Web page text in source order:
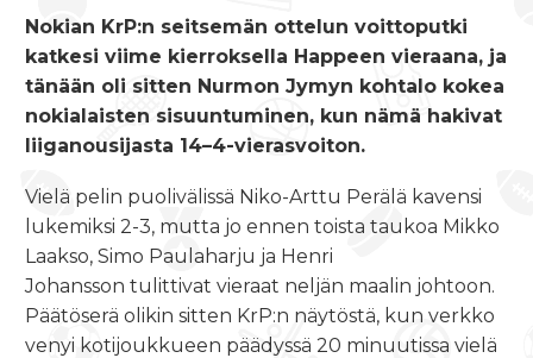
Nokian KrP:n seitsemän ottelun voittoputki
katkesi viime kierroksella Happeen vieraana, ja
tänään oli sitten Nurmon Jymyn kohtalo kokea
nokialaisten sisuuntuminen, kun nämä hakivat
liiganousijasta 14–4-vierasvoiton.
Vielä pelin puolivälissä Niko-Arttu Perälä kavensi
lukemiksi 2-3, mutta jo ennen toista taukoa Mikko
Laakso, Simo Paulaharju ja Henri
Johansson tulittivat vieraat neljän maalin johtoon.
Päätöserä olikin sitten KrP:n näytöstä, kun verkko
venyi kotijoukkueen päädyssä 20 minuutissa vielä